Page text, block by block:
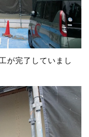
が完了していまし